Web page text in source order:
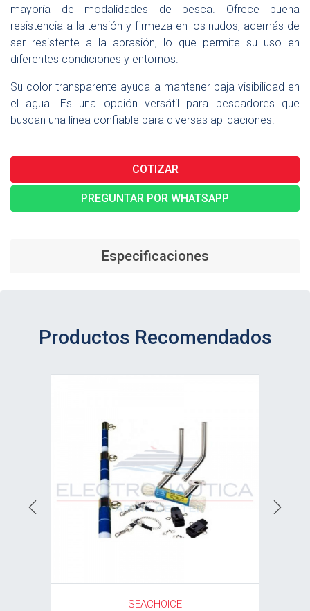
mayoría de modalidades de pesca. Ofrece buena
resistencia a la tensión y firmeza en los nudos, además de
ser resistente a la abrasión, lo que permite su uso en
diferentes condiciones y entornos.
Su color transparente ayuda a mantener baja visibilidad en
el agua. Es una opción versátil para pescadores que
buscan una línea confiable para diversas aplicaciones.
COTIZAR
PREGUNTAR POR WHATSAPP
Especificaciones
Productos Recomendados
SEACHOICE
Previous Next